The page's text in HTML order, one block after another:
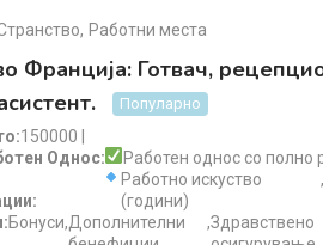
, Работни места
Франција: Готвач,
Популарно
150000
Однос
Работен однос со полно
Работно искуство
(години)
,
Бонуси,Дополнителни
,Здравствено